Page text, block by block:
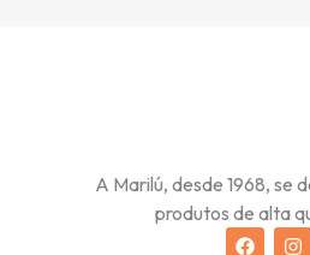
A Marilú, desde 1968, se
produtos de alta